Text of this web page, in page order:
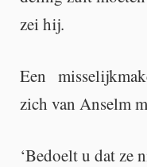
zei hij.
Een
zich van An­selm
‘Be­doelt u dat ze